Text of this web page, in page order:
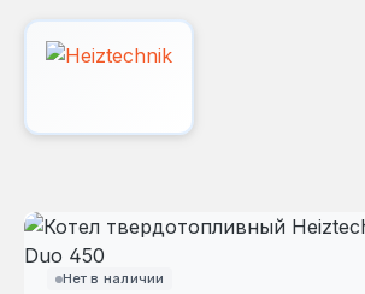
Нет в наличии
Пропустить галерею изображений